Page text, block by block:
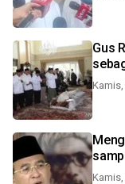
Gus